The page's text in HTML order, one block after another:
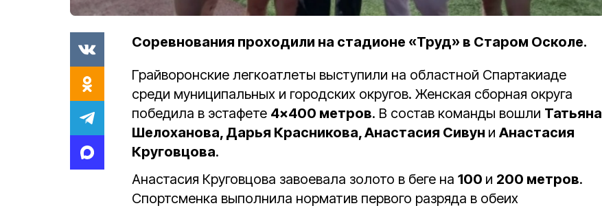
Соревнования проходили на стадионе «Труд» в Старом Осколе.
Грайворонские легкоатлеты выступили на областной Спартакиаде
среди муниципальных и городских округов. Женская сборная округа
победила в эстафете 4×400 метров. В состав команды вошли Татьяна
Шелоханова, Дарья Красникова, Анастасия Сивун и Анастасия
Круговцова.
Анастасия Круговцова завоевала золото в беге на 100 и 200 метров.
Спортсменка выполнила норматив первого разряда в обеих